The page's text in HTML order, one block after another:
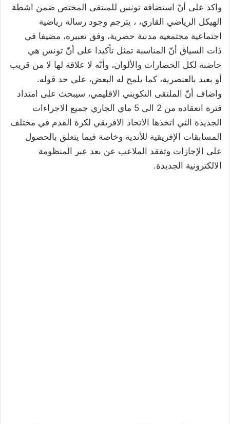
واكد على أنّ استضافة تونس للمبتقى المختص ضمن اشطة
الهيكل الرياضي القاري، ، يترجم وجود رسالة رياضية
اجتماعية مجتمعية مدنية حضرية، وفق تعبيره، مضيفا في
ذات السياق أنّ المناسبة تمثل تأكيدا على أنّ تونس هي
حاضنة لكل الحضارات والألوان، وأنّه لا علاقة لها لا من قريب
أو بعيد بالعنصرية، كما يلمح له البعض، على حد قوله.
واضاف أنّ الملتقى التكويني الاقليمي، سيبحث على امتداد
فترة انعقاده من 2 الى 5 ماي الجاري جميع الاجراءات
الجديدة التي اتخذها الاتحاد الافريقي لكرة القدم في مختلف
المسابقات الإفريقية للأندية وخاصة فيما يتعلق بالحصول
على الإجازات وتفقد الملاعب عن بعد عبر المنظومة
الالكترونية الجديدة.